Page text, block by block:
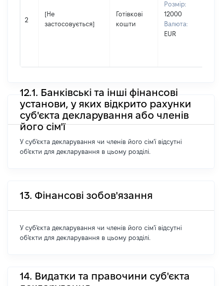
2
[Не
застосовується]
Готівкові
кошти
Розмір:
12000
Валюта:
EUR
12.1. Банківські та інші фінансові
установи, у яких відкрито рахунки
суб'єкта декларування або членів
його сім'ї
У суб'єкта декларування чи членів його сім'ї відсутні
об'єкти для декларування в цьому розділі.
13. Фінансові зобов'язання
У суб'єкта декларування чи членів його сім'ї відсутні
об'єкти для декларування в цьому розділі.
14. Видатки та правочини суб'єкта